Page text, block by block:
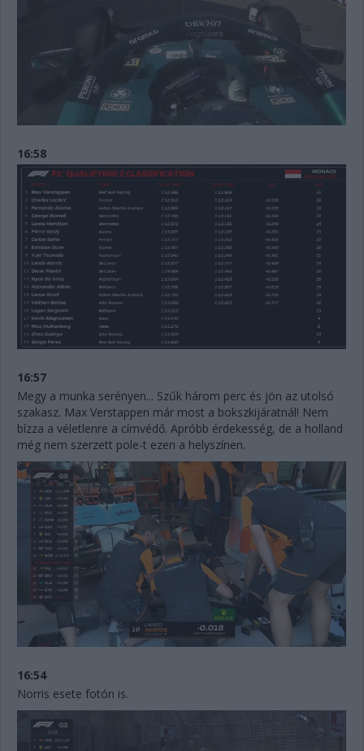
16:58
16:57
Megy a munka serényen... Szűk három perc és jön az utolsó
szakasz. Max Verstappen már most a bokszkijáratnál! Nem
bízza a véletlenre a címvédő. Apróbb érdekesség, de a holland
még nem szerzett pole-t ezen a helyszínen.
16:54
Norris esete fotón is.